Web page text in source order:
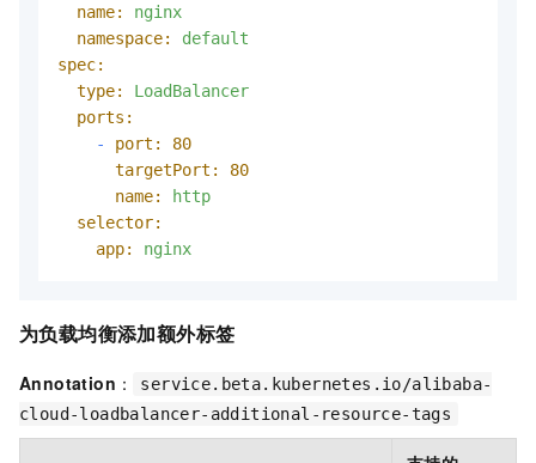
name:
nginx
namespace:
default
spec:
type:
LoadBalancer
ports:
-
port:
80
targetPort:
80
name:
http
selector:
app:
nginx
为负载均衡添加额外标签
Annotation ：
service.beta.kubernetes.io/alibaba-
cloud-loadbalancer-additional-resource-tags